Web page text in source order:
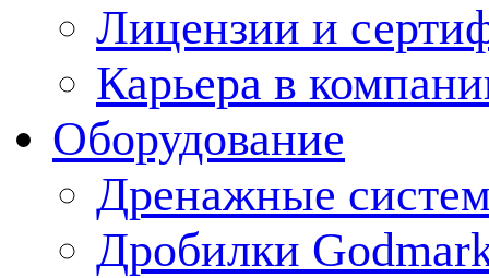
Лицензии и
Карьера в
Оборудование
Дренажные
Дробилки